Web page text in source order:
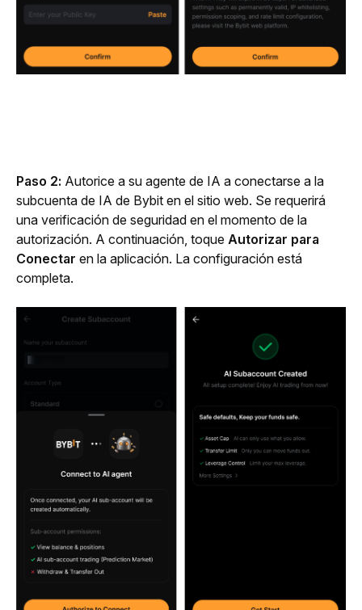
Paso 2: Autorice a su agente de IA a conectarse a la
subcuenta de IA de Bybit en el sitio web. Se requerirá
una verificación de seguridad en el momento de la
autorización. A continuación, toque Autorizar para
Conectar en la aplicación. La configuración está
completa.